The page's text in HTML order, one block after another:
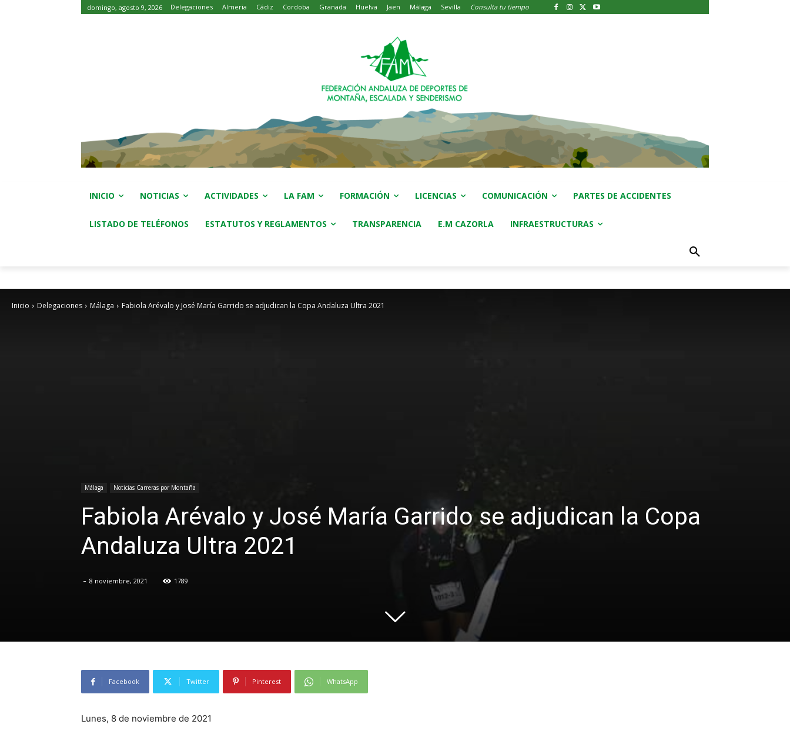
domingo, agosto 9, 2026 Delegaciones Almeria Cádiz Cordoba Granada Huelva Jaen Málaga Sevilla Consulta tu tiempo
INICIO NOTICIAS ACTIVIDADES LA FAM FORMACIÓN LICENCIAS COMUNICACIÓN PARTES DE ACCIDENTES
LISTADO DE TELÉFONOS ESTATUTOS Y REGLAMENTOS TRANSPARENCIA E.M CAZORLA INFRAESTRUCTURAS
Inicio Delegaciones Málaga Fabiola Arévalo y José María Garrido se adjudican la Copa Andaluza Ultra 2021
Málaga Noticias Carreras por Montaña
Fabiola Arévalo y José María Garrido se adjudican la Copa
Andaluza Ultra 2021
- 8 noviembre, 2021 1789
Facebook Twitter Pinterest WhatsApp
Lunes, 8 de noviembre de 2021